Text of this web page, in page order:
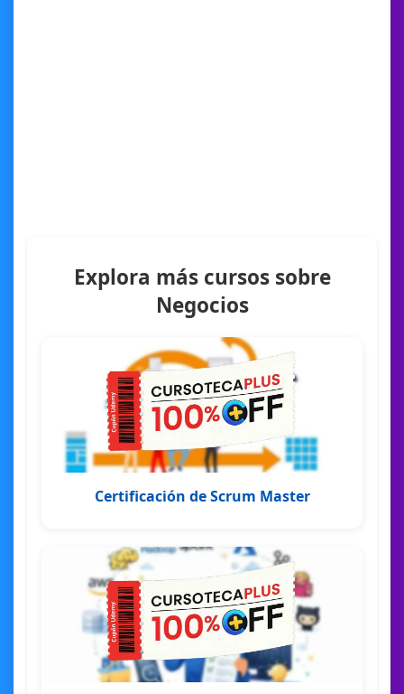
Explora más cursos sobre
Negocios
Certificación de Scrum Master